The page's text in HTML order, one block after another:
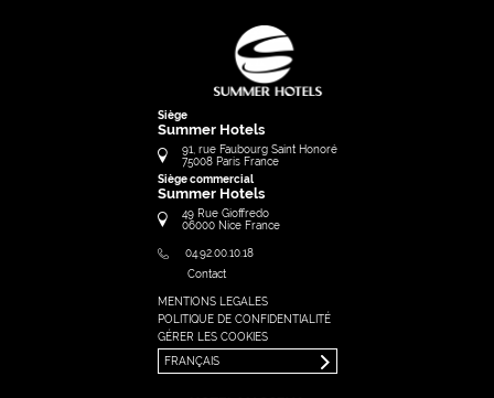
Siège
Summer Hotels
91, rue Faubourg Saint Honoré
75008 Paris France
Siège commercial
Summer Hotels
49 Rue Gioffredo
06000 Nice France
04.92.00.10.18
Contact
MENTIONS LEGALES
POLITIQUE DE CONFIDENTIALITÉ
GÉRER LES COOKIES
FRANÇAIS
FRANÇAIS
ENGLISH